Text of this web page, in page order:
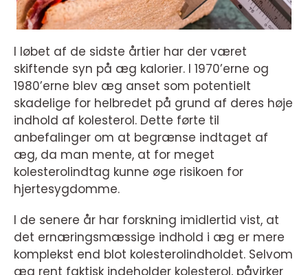
I løbet af de sidste årtier har der været
skiftende syn på æg kalorier. I 1970’erne og
1980’erne blev æg anset som potentielt
skadelige for helbredet på grund af deres høje
indhold af kolesterol. Dette førte til
anbefalinger om at begrænse indtaget af
æg, da man mente, at for meget
kolesterolindtag kunne øge risikoen for
hjertesygdomme.
I de senere år har forskning imidlertid vist, at
det ernæringsmæssige indhold i æg er mere
komplekst end blot kolesterolindholdet. Selvom